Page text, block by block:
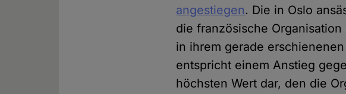
angestiegen. Die in Oslo
die französische Organisation
in ihrem gerade
entspricht einem Anstieg
höchsten Wert dar, den die